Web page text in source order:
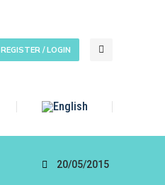
REGISTER / LOGIN
20/05/2015